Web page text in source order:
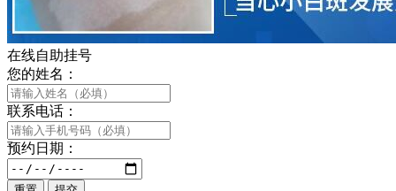
在线自助挂号
您的姓名：
联系电话：
预约日期：